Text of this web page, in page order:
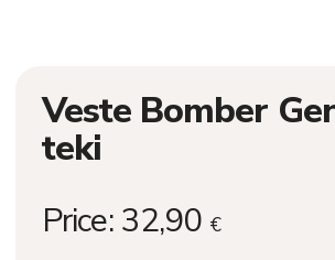
Veste Bomber
teki
Price: 32,90 €